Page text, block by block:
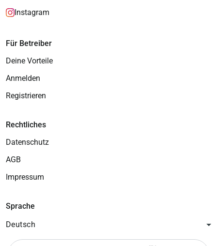
Instagram
Für Betreiber
Deine Vorteile
Anmelden
Registrieren
Rechtliches
Datenschutz
AGB
Impressum
Sprache
Deutsch